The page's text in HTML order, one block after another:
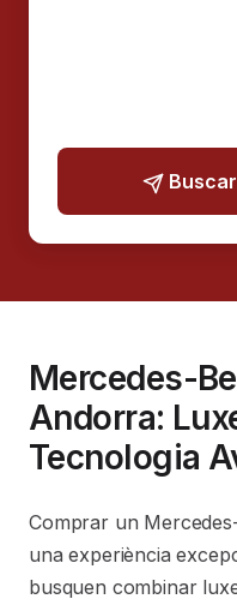
Mercedes-
Andorra:
Tecnologia
Comprar un
una experiència
busquen combinar